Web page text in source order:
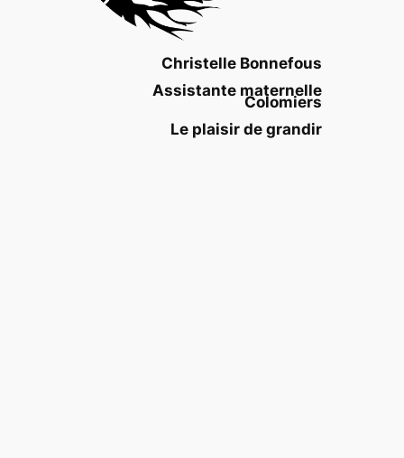
Christelle Bonnefous
Assistante maternelle
Colomiers
Le plaisir de grandir